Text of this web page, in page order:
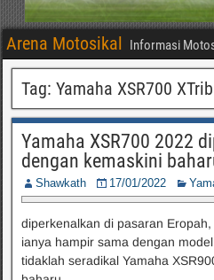
Arena Motosikal Informasi
Tag: Yamaha XSR700
Yamaha XSR700 2022
dengan kemaskini
Shawkath 17/01/2022
diperkenalkan di pasaran
ianya hampir sama dengan
tidaklah seradikal Yamaha